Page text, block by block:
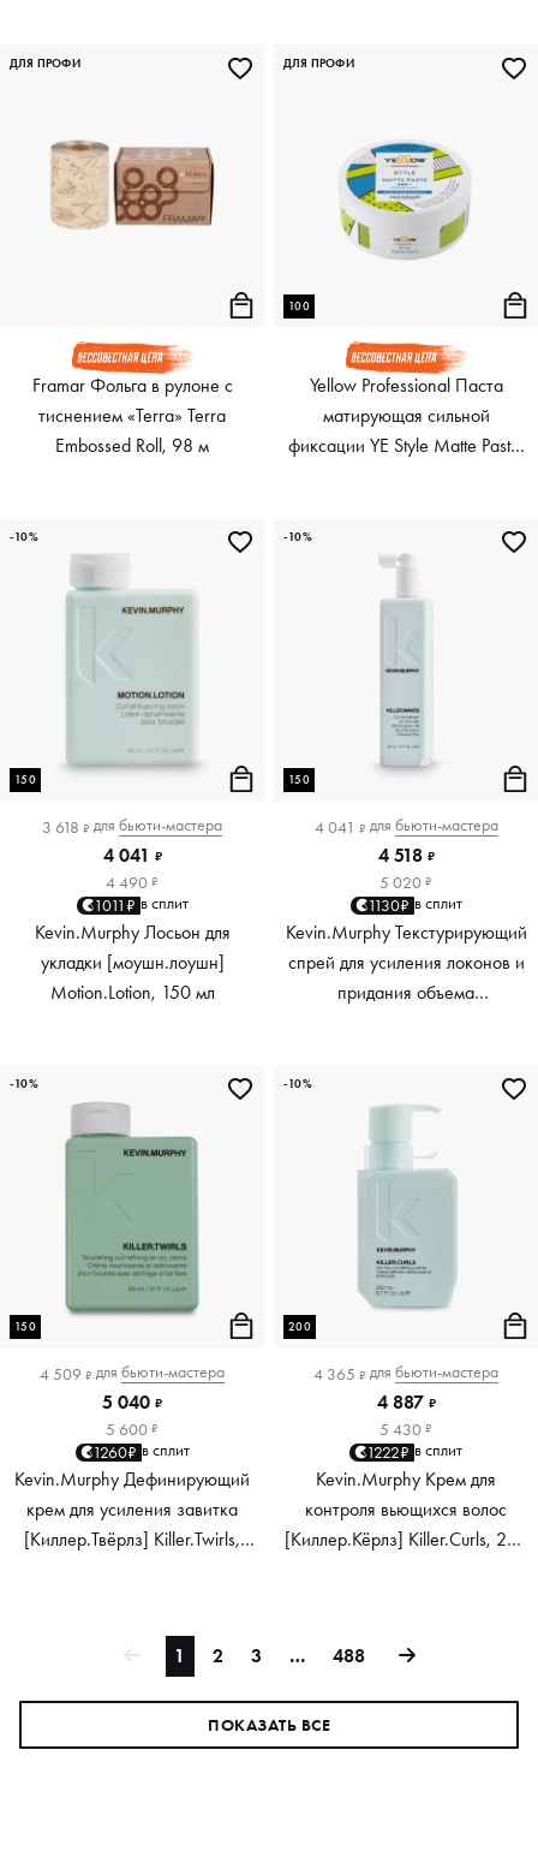
Framar Фольга в рулоне с
тиснением «Terra» Terra
Embossed Roll, 98 м
ДЛЯ ПРОФИ
100
Yellow Professional Паста
матирующая сильной
фиксации YE Style Matte Paste,
ДЛЯ ПРОФИ
150
3 618 ₽ для бьюти-мастера
4 041 ₽
4 490 ₽
1011₽ в сплит
Kevin.Murphy Лосьон для
укладки [моушн.лоушн]
Motion.Lotion, 150 мл
-10%
150
4 041 ₽ для бьюти-мастера
4 518 ₽
5 020 ₽
1130₽ в сплит
Kevin.Murphy Текстурирующий
спрей для усиления локонов и
придания объема
-10%
150
4 509 ₽ для бьюти-мастера
5 040 ₽
5 600 ₽
1260₽ в сплит
Kevin.Murphy Дефинирующий
крем для усиления завитка
[Киллер.Твёрлз] Killer.Twirls,
-10%
200
4 365 ₽ для бьюти-мастера
4 887 ₽
5 430 ₽
1222₽ в сплит
Kevin.Murphy Крем для
контроля вьющихся волос
[Киллер.Кёрлз] Killer.Curls, 200
-10%
1 2 3 … 488
ПОКАЗАТЬ ВСЕ